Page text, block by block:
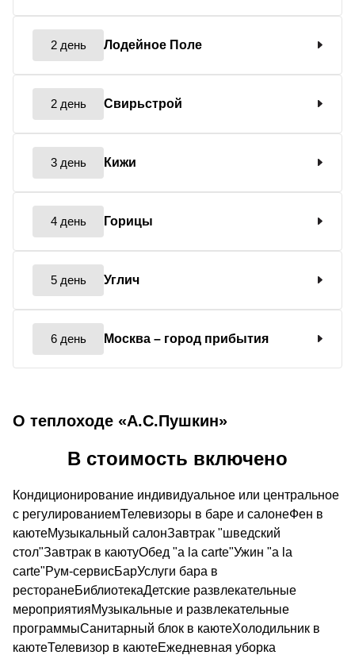
2 день Лодейное Поле
2 день Свирьстрой
3 день Кижи
4 день Горицы
5 день Углич
6 день Москва – город прибытия
О теплоходе «А.С.Пушкин»
В стоимость включено
Кондиционирование индивидуальное или центральное
с регулированиемТелевизоры в баре и салонеФен в
каютеМузыкальный салонЗавтрак "шведский
стол"Завтрак в каютуОбед "a la carte"Ужин "a la
carte"Рум-сервисБарУслуги бара в
ресторанеБиблиотекаДетские развлекательные
мероприятияМузыкальные и развлекательные
программыСанитарный блок в каютеХолодильник в
каютеТелевизор в каютеЕжедневная уборка